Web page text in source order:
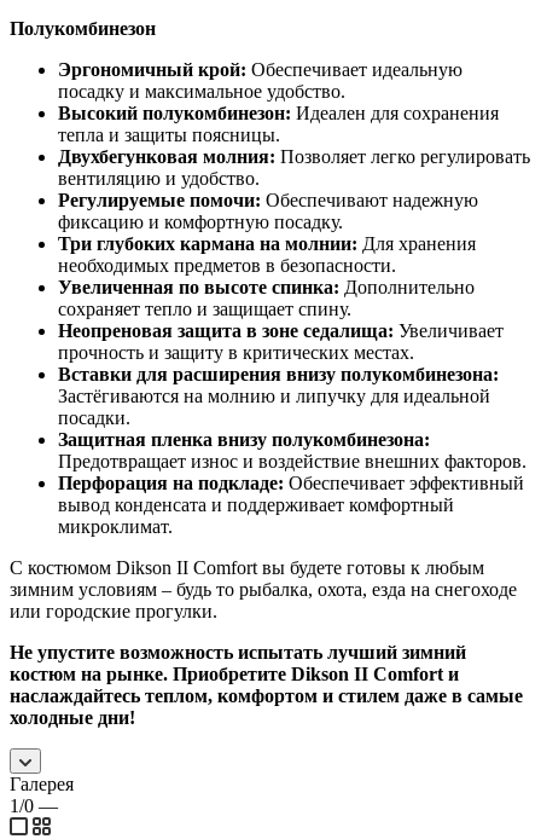
Полукомбинезон
Эргономичный крой: Обеспечивает идеальную
посадку и максимальное удобство.
Высокий полукомбинезон: Идеален для сохранения
тепла и защиты поясницы.
Двухбегунковая молния: Позволяет легко регулировать
вентиляцию и удобство.
Регулируемые помочи: Обеспечивают надежную
фиксацию и комфортную посадку.
Три глубоких кармана на молнии: Для хранения
необходимых предметов в безопасности.
Увеличенная по высоте спинка: Дополнительно
сохраняет тепло и защищает спину.
Неопреновая защита в зоне седалища: Увеличивает
прочность и защиту в критических местах.
Вставки для расширения внизу полукомбинезона:
Застёгиваются на молнию и липучку для идеальной
посадки.
Защитная пленка внизу полукомбинезона:
Предотвращает износ и воздействие внешних факторов.
Перфорация на подкладе: Обеспечивает эффективный
вывод конденсата и поддерживает комфортный
микроклимат.
С костюмом Dikson II Comfort вы будете готовы к любым
зимним условиям – будь то рыбалка, охота, езда на снегоходе
или городские прогулки.
Не упустите возможность испытать лучший зимний
костюм на рынке. Приобретите Dikson II Comfort и
наслаждайтесь теплом, комфортом и стилем даже в самые
холодные дни!
Галерея
1/0 —